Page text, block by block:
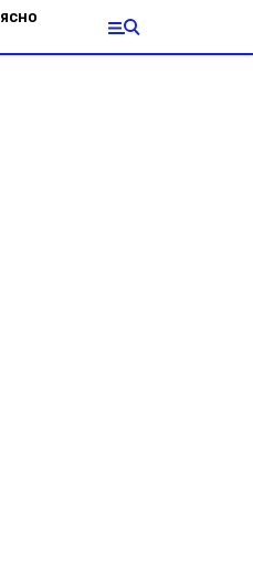
ясно